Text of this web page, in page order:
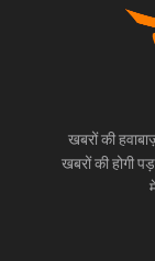
खबरों की
खबरों की होगी